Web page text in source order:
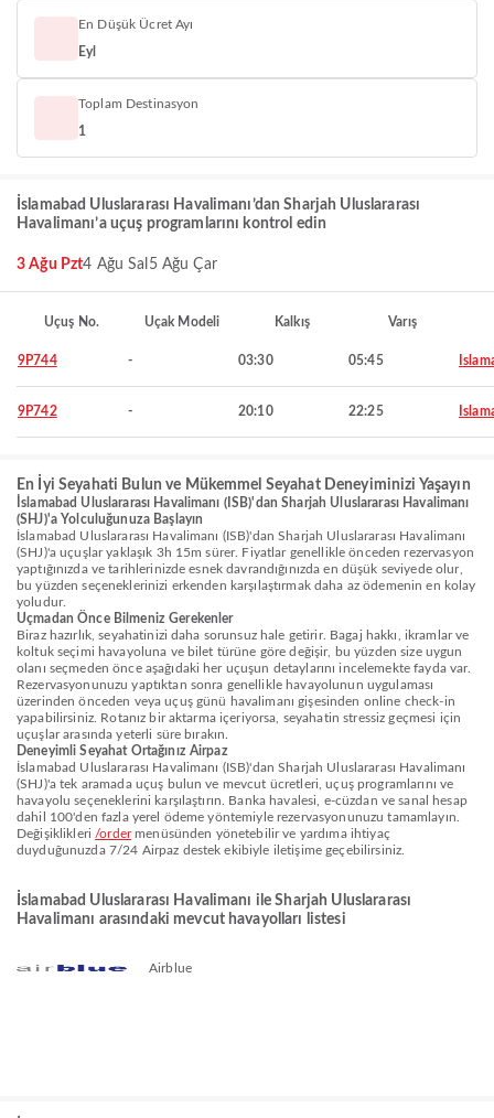
En Düşük Ücret Ayı
Eyl
Toplam Destinasyon
1
İslamabad Uluslararası Havalimanı’dan Sharjah Uluslararası
Havalimanı’a uçuş programlarını kontrol edin
3 Ağu Pzt4 Ağu Sal 5 Ağu Çar
Uçuş No. Uçak Modeli Kalkış Varış
9P744 - 03:30 05:45
9P742 - 20:10 22:25
En İyi Seyahati Bulun ve Mükemmel Seyahat Deneyiminizi Yaşayın
İslamabad Uluslararası Havalimanı (ISB)'dan Sharjah Uluslararası Havalimanı
(SHJ)'a Yolculuğunuza Başlayın
İslamabad Uluslararası Havalimanı (ISB)'dan Sharjah Uluslararası Havalimanı
(SHJ)'a uçuşlar yaklaşık 3h 15m sürer. Fiyatlar genellikle önceden rezervasyon
yaptığınızda ve tarihlerinizde esnek davrandığınızda en düşük seviyede olur,
bu yüzden seçeneklerinizi erkenden karşılaştırmak daha az ödemenin en kolay
yoludur.
Uçmadan Önce Bilmeniz Gerekenler
Biraz hazırlık, seyahatinizi daha sorunsuz hale getirir. Bagaj hakkı, ikramlar ve
koltuk seçimi havayoluna ve bilet türüne göre değişir, bu yüzden size uygun
olanı seçmeden önce aşağıdaki her uçuşun detaylarını incelemekte fayda var.
Rezervasyonunuzu yaptıktan sonra genellikle havayolunun uygulaması
üzerinden önceden veya uçuş günü havalimanı gişesinden online check-in
yapabilirsiniz. Rotanız bir aktarma içeriyorsa, seyahatin stressiz geçmesi için
uçuşlar arasında yeterli süre bırakın.
Deneyimli Seyahat Ortağınız Airpaz
İslamabad Uluslararası Havalimanı (ISB)'dan Sharjah Uluslararası Havalimanı
(SHJ)'a tek aramada uçuş bulun ve mevcut ücretleri, uçuş programlarını ve
havayolu seçeneklerini karşılaştırın. Banka havalesi, e-cüzdan ve sanal hesap
dahil 100'den fazla yerel ödeme yöntemiyle rezervasyonunuzu tamamlayın.
Değişiklikleri /ordermenüsünden yönetebilir ve yardıma ihtiyaç
duyduğunuzda 7/24 Airpaz destek ekibiyle iletişime geçebilirsiniz.
İslamabad Uluslararası Havalimanı ile Sharjah Uluslararası
Havalimanı arasındaki mevcut havayolları listesi
Airblue